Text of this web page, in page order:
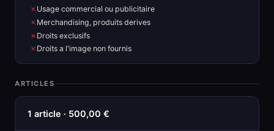
Usage commercial ou publicitaire
Merchandising, produits derives
Droits exclusifs
Droits a l'image non fournis
ARTICLES
1 article · 500,00 €